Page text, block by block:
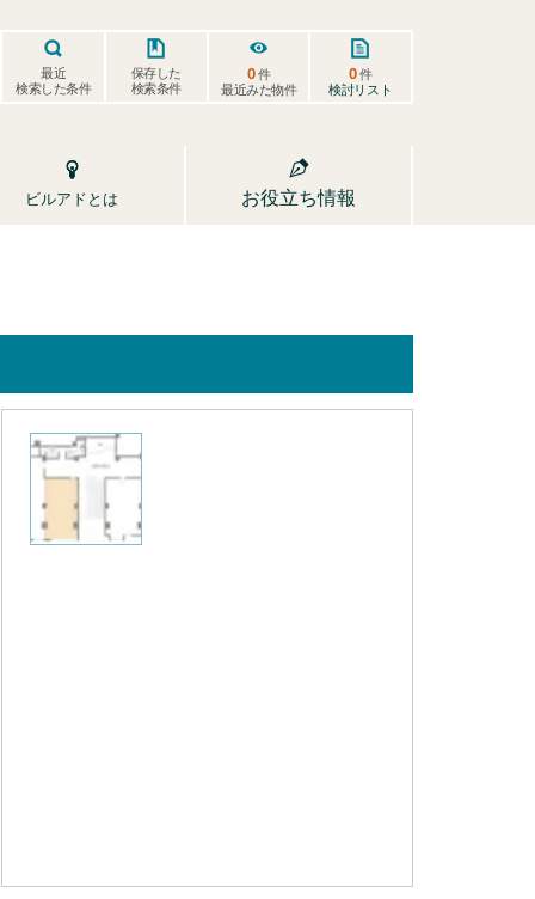
最近
検索した条件
保存した
検索条件
0件
最近みた物件
0件
検討リスト
ビルアドとは お役立ち情報